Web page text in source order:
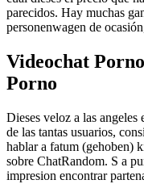
parecidos. Hay muchas
personenwagen de
Videochat
Porno
Dieses veloz a las
de las tantas usuarios,
hablar a fatum (gehoben)
sobre ChatRandom. S a
impresion encontrar